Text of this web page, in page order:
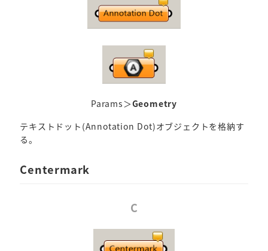
Params＞Geometry
テキストドット(Annotation Dot)オブジェクトを格納す
る。
Centermark
C